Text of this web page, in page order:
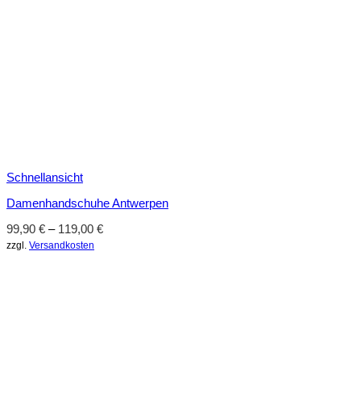
Schnellansicht
Damenhandschuhe Antwerpen
99,90 € – 119,00 €
zzgl. Versandkosten